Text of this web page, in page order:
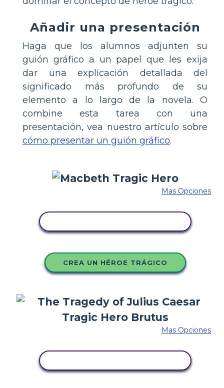
Añadir una presentación
Haga que los alumnos adjunten su
guión gráfico a un papel que les exija
dar una explicación detallada del
significado más profundo de su
elemento a lo largo de la novela. O
combine esta tarea con una
presentación, vea nuestro artículo sobre
cómo presentar un guión gráfico.
Mas Opciones
CREA UN HÉROE TRÁGICO
Mas Opciones